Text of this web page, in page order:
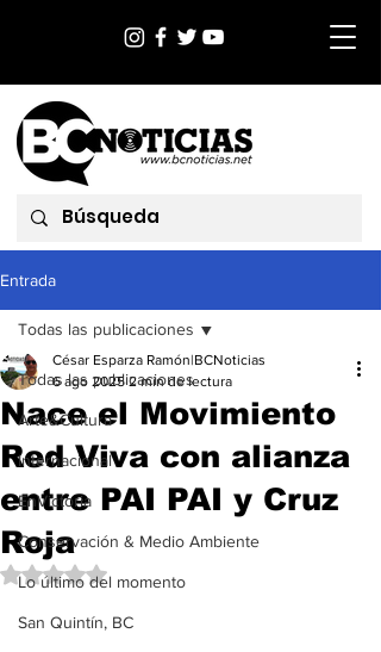
Entrada
Todas las publicaciones
Arte&Cultura
Internacional
EnVictoria
Conservación & Medio Ambiente
Lo último del momento
San Quintín, BC
Todas las publicaciones
Nace el Movimiento
Red Viva con alianza
entre PAI PAI y Cruz
Roja
César Esparza Ramón|BCNoticias
6 ago 2025 2 min de lectura
Obtuvo NaN de 5 estrellas.